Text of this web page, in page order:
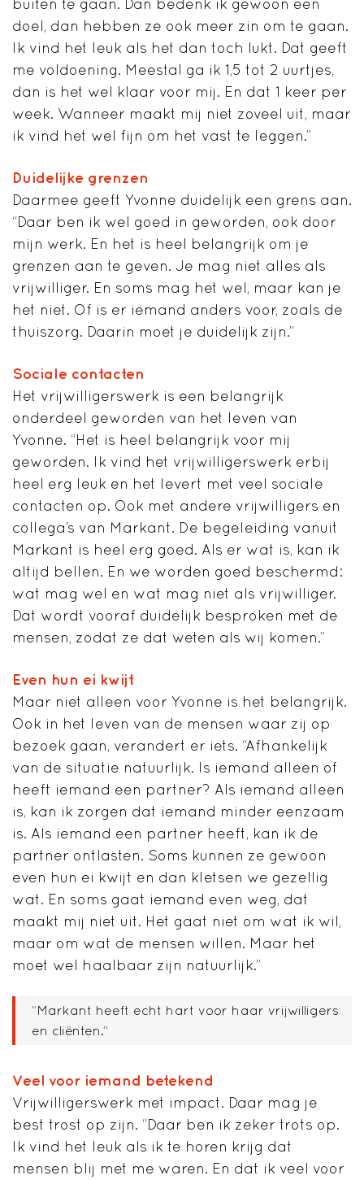
buiten te gaan. Dan bedenk ik gewoon een
doel, dan hebben ze ook meer zin om te gaan.
Ik vind het leuk als het dan toch lukt. Dat geeft
me voldoening. Meestal ga ik 1,5 tot 2 uurtjes,
dan is het wel klaar voor mij. En dat 1 keer per
week. Wanneer maakt mij niet zoveel uit, maar
ik vind het wel fijn om het vast te leggen.”
Duidelijke grenzen
Daarmee geeft Yvonne duidelijk een grens aan.
“Daar ben ik wel goed in geworden, ook door
mijn werk. En het is heel belangrijk om je
grenzen aan te geven. Je mag niet alles als
vrijwilliger. En soms mag het wel, maar kan je
het niet. Of is er iemand anders voor, zoals de
thuiszorg. Daarin moet je duidelijk zijn.”
Sociale contacten
Het vrijwilligerswerk is een belangrijk
onderdeel geworden van het leven van
Yvonne. “Het is heel belangrijk voor mij
geworden. Ik vind het vrijwilligerswerk erbij
heel erg leuk en het levert met veel sociale
contacten op. Ook met andere vrijwilligers en
collega’s van Markant. De begeleiding vanuit
Markant is heel erg goed. Als er wat is, kan ik
altijd bellen. En we worden goed beschermd:
wat mag wel en wat mag niet als vrijwilliger.
Dat wordt vooraf duidelijk besproken met de
mensen, zodat ze dat weten als wij komen.”
Even hun ei kwijt
Maar niet alleen voor Yvonne is het belangrijk.
Ook in het leven van de mensen waar zij op
bezoek gaan, verandert er iets. “Afhankelijk
van de situatie natuurlijk. Is iemand alleen of
heeft iemand een partner? Als iemand alleen
is, kan ik zorgen dat iemand minder eenzaam
is. Als iemand een partner heeft, kan ik de
partner ontlasten. Soms kunnen ze gewoon
even hun ei kwijt en dan kletsen we gezellig
wat. En soms gaat iemand even weg, dat
maakt mij niet uit. Het gaat niet om wat ik wil,
maar om wat de mensen willen. Maar het
moet wel haalbaar zijn natuurlijk.”
“Markant heeft echt hart voor haar vrijwilligers
en cliënten.”
Veel voor iemand betekend
Vrijwilligerswerk met impact. Daar mag je
best trost op zijn. “Daar ben ik zeker trots op.
Ik vind het leuk als ik te horen krijg dat
mensen blij met me waren. En dat ik veel voor